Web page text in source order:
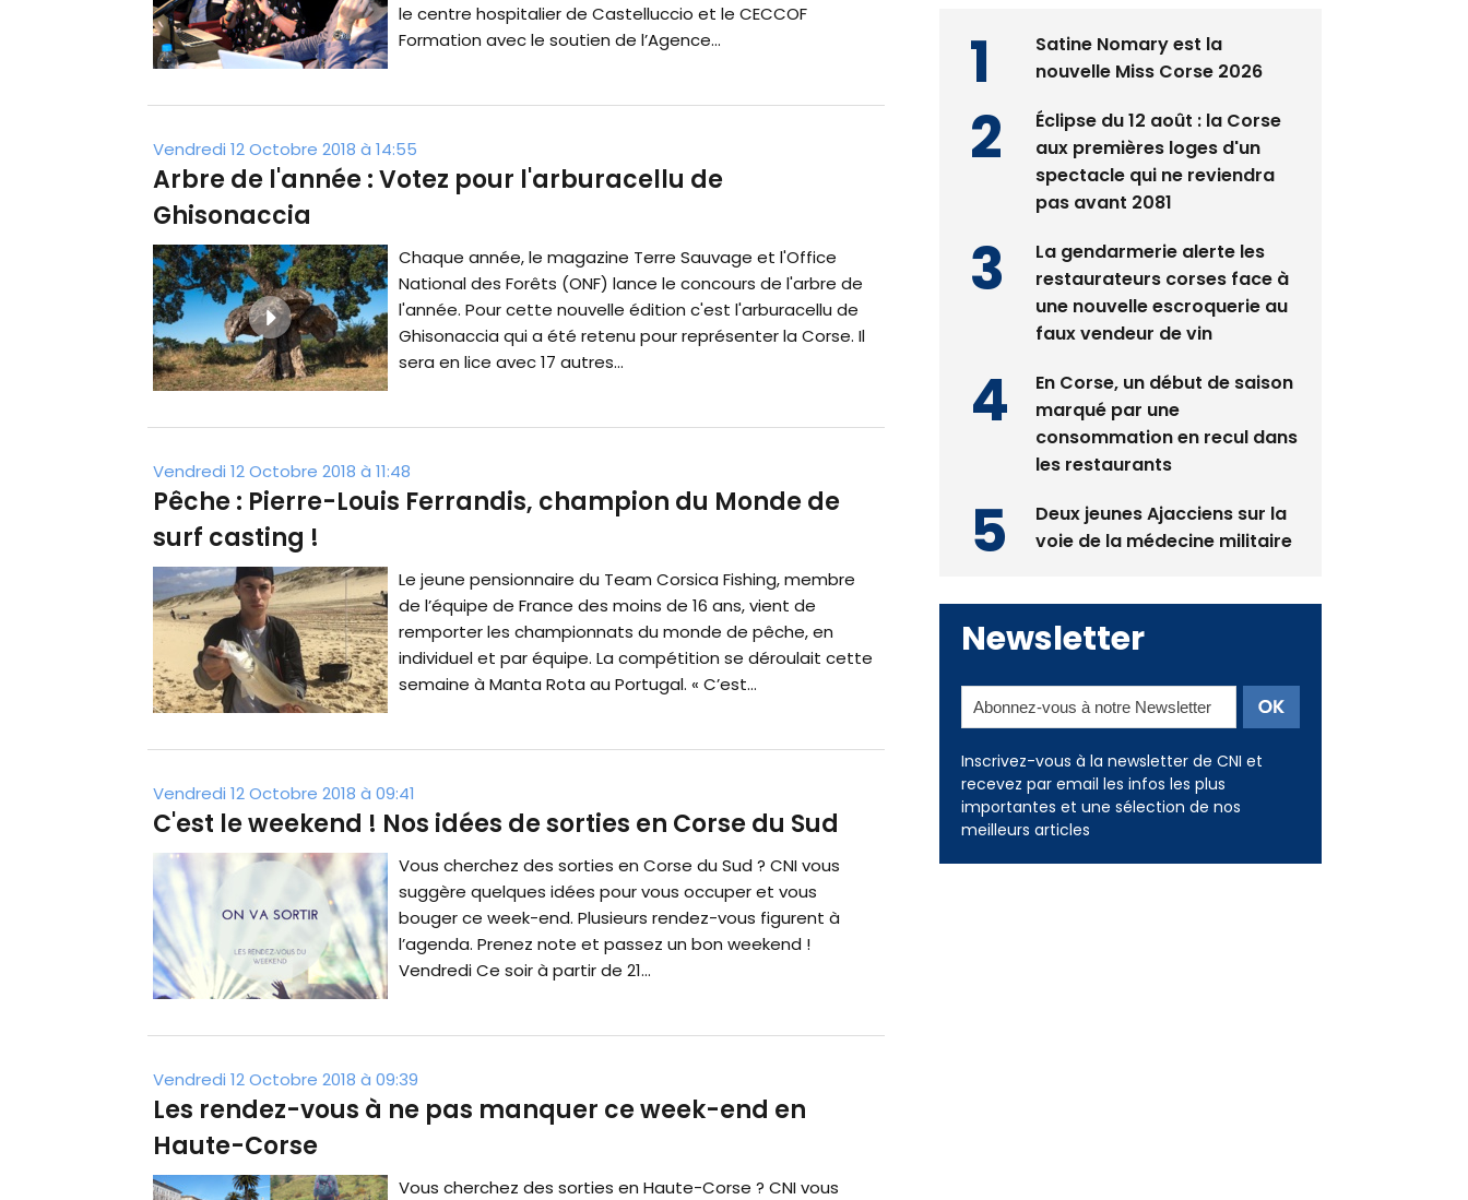
le centre hospitalier de Castelluccio et le CECCOF
Formation avec le soutien de l’Agence...
Vendredi 12 Octobre 2018 à 14:55
Arbre de l'année : Votez pour l'arburacellu de
Ghisonaccia
Chaque année, le magazine Terre Sauvage et l'Office
National des Forêts (ONF) lance le concours de l'arbre de
l'année. Pour cette nouvelle édition c'est l'arburacellu de
Ghisonaccia qui a été retenu pour représenter la Corse. Il
sera en lice avec 17 autres...
Vendredi 12 Octobre 2018 à 11:48
Pêche : Pierre-Louis Ferrandis, champion du Monde de
surf casting !
Le jeune pensionnaire du Team Corsica Fishing, membre
de l’équipe de France des moins de 16 ans, vient de
remporter les championnats du monde de pêche, en
individuel et par équipe. La compétition se déroulait cette
semaine à Manta Rota au Portugal. « C’est...
Vendredi 12 Octobre 2018 à 09:41
C'est le weekend ! Nos idées de sorties en Corse du Sud
Vous cherchez des sorties en Corse du Sud ? CNI vous
suggère quelques idées pour vous occuper et vous
bouger ce week-end. Plusieurs rendez-vous figurent à
l’agenda. Prenez note et passez un bon weekend !
Vendredi Ce soir à partir de 21...
Vendredi 12 Octobre 2018 à 09:39
Les rendez-vous à ne pas manquer ce week-end en
Haute-Corse
Vous cherchez des sorties en Haute-Corse ? CNI vous
Satine Nomary est la
nouvelle Miss Corse 2026
Éclipse du 12 août : la Corse
aux premières loges d'un
spectacle qui ne reviendra
pas avant 2081
La gendarmerie alerte les
restaurateurs corses face à
une nouvelle escroquerie au
faux vendeur de vin
En Corse, un début de saison
marqué par une
consommation en recul dans
les restaurants
Deux jeunes Ajacciens sur la
voie de la médecine militaire
Newsletter
Inscrivez-vous à la newsletter de CNI et
recevez par email les infos les plus
importantes et une sélection de nos
meilleurs articles